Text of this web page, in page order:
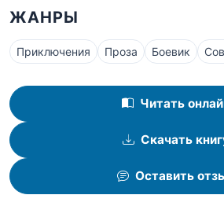
ЖАНРЫ
Приключения Проза Боевик
Читать
Скачать
Оставить